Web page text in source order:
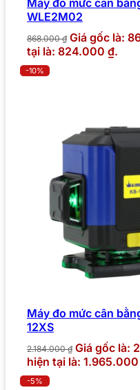
Máy đo mức cân
WLE2M02
868.000₫ Giá gốc là:
tại là: 824.000 ₫.
-10%
Máy đo mức cân
12XS
2.184.000₫ Giá gốc là:
hiện tại là:
-5%